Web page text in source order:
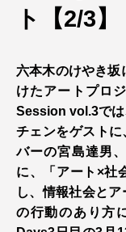
ト【2/3】
六本木のけやき
けたアートプロ
Session vol.3では
チェンをゲスト
バーの宮島達男
に、「アート×社
し、情報社会と
の行動のあり方